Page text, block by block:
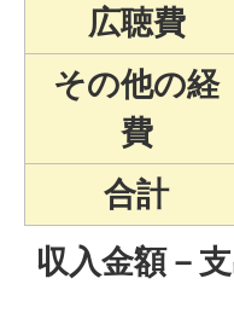
広聴費
その他の経
費
合計
収入金額－